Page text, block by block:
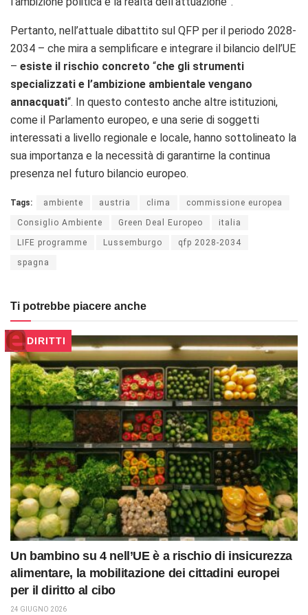
Pertanto, nell’attuale dibattito sul QFP per il periodo 2028-
2034 – che mira a semplificare e integrare il bilancio dell’UE
– esiste il rischio concreto “che gli strumenti
specializzati e l’ambizione ambientale vengano
annacquati“. In questo contesto anche altre istituzioni,
come il Parlamento europeo, e una serie di soggetti
interessati a livello regionale e locale, hanno sottolineato la
sua importanza e la necessità di garantirne la continua
presenza nel futuro bilancio europeo.
Tags: ambiente austria clima commissione europea
Consiglio Ambiente Green Deal Europeo italia
LIFE programme Lussemburgo qfp 2028-2034
spagna
Ti potrebbe piacere anche
DIRITTI
Un bambino su 4 nell’UE è a rischio di insicurezza
alimentare, la mobilitazione dei cittadini europei
per il diritto al cibo
24 GIUGNO 2026